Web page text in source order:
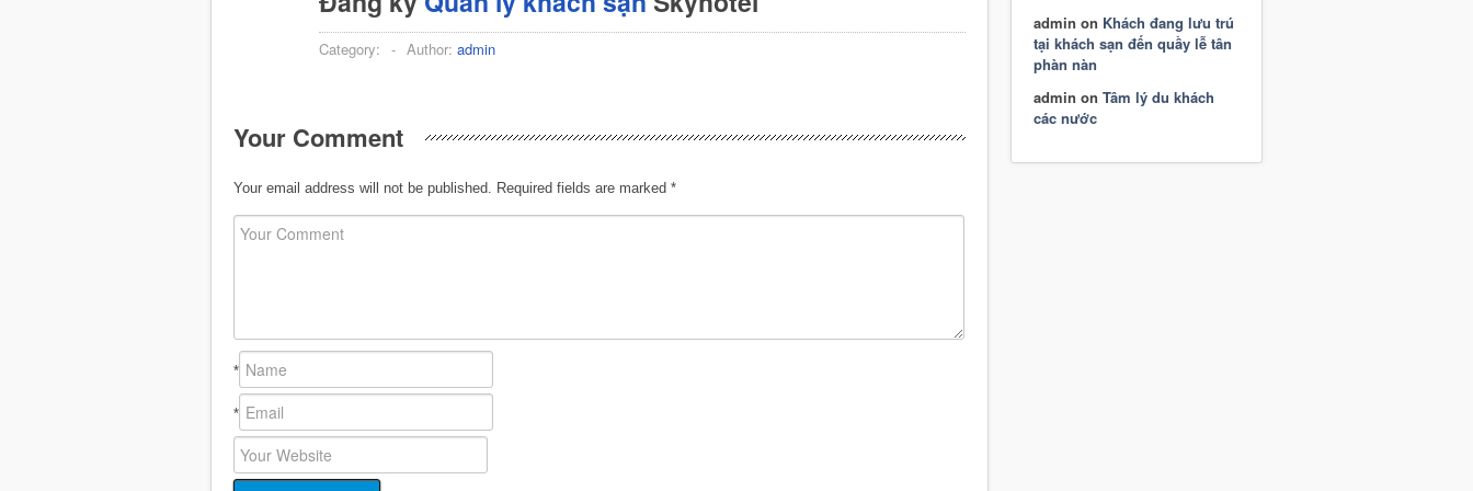
Category: - Author: admin
Your Comment
Your email address will not be published. Required fields are marked *
*
*
admin on Khách đang lưu trú
tại khách sạn đến quầy lễ tân
phàn nàn
admin on Tâm lý du khách
các nước